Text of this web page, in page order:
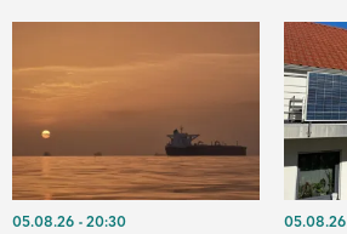
05.08.26 20:30 05.08.26